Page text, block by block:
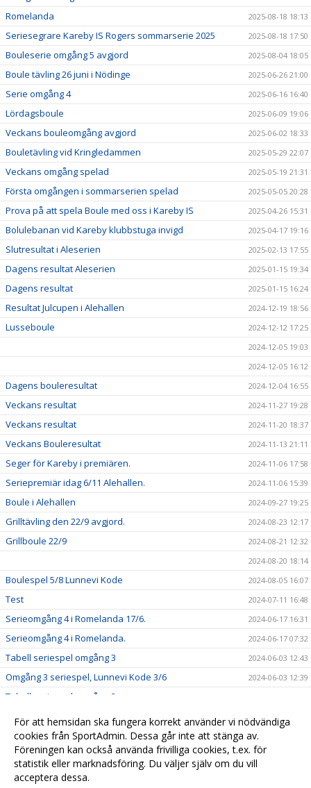
Romelanda 2025-08-18 18:13
Seriesegrare Kareby IS Rogers sommarserie 2025 2025-08-18 17:50
Bouleserie omgång 5 avgjord 2025-08-04 18:05
Boule tävling 26 juni i Nödinge 2025-06-26 21:00
Serie omgång 4 2025-06-16 16:40
Lördagsboule 2025-06-09 19:06
Veckans bouleomgång avgjord 2025-06-02 18:33
Bouletävling vid Kringledammen 2025-05-29 22:07
Veckans omgång spelad 2025-05-19 21:31
Första omgången i sommarserien spelad 2025-05-05 20:28
Prova på att spela Boule med oss i Kareby IS 2025-04-26 15:31
Bolulebanan vid Kareby klubbstuga invigd 2025-04-17 19:16
Slutresultat i Aleserien 2025-02-13 17:55
Dagens resultat Aleserien 2025-01-15 19:34
Dagens resultat 2025-01-15 16:24
Resultat Julcupen i Alehallen 2024-12-19 18:56
Lusseboule
2024-12-12 17:25
2024-12-05 19:03
2024-12-05 16:12
Dagens bouleresultat 2024-12-04 16:55
Veckans resultat 2024-11-27 19:28
Veckans resultat 2024-11-20 18:37
Veckans Bouleresultat 2024-11-13 21:11
Seger för Kareby i premiären. 2024-11-06 17:58
Seriepremiär idag 6/11 Alehallen. 2024-11-06 15:39
Boule i Alehallen 2024-09-27 19:25
Grilltävling den 22/9 avgjord. 2024-08-23 12:17
Grillboule 22/9
2024-08-21 12:32
2024-08-20 18:14
Boulespel 5/8 Lunnevi Kode 2024-08-05 16:07
Test 2024-07-11 16:48
Serieomgång 4 i Romelanda 17/6. 2024-06-17 16:31
Serieomgång 4 i Romelanda. 2024-06-17 07:32
Tabell seriespel omgång 3 2024-06-03 12:43
Omgång 3 seriespel, Lunnevi Kode 3/6 2024-06-03 12:39
Tabell seriespel omgång 2
Omgång 2 seriespel, Romelanda 20/5 2024-05-20 12:35
Premiär seriespelet 2024 måndag 6/5 2024-05-06 12:33
Välkomna till Kareby IS boule 2024-01-01 12:39
För att hemsidan ska fungera korrekt använder vi nödvändiga
cookies från SportAdmin. Dessa går inte att stänga av.
Föreningen kan också använda frivilliga cookies, t.ex. för
statistik eller marknadsföring. Du väljer själv om du vill
acceptera dessa.